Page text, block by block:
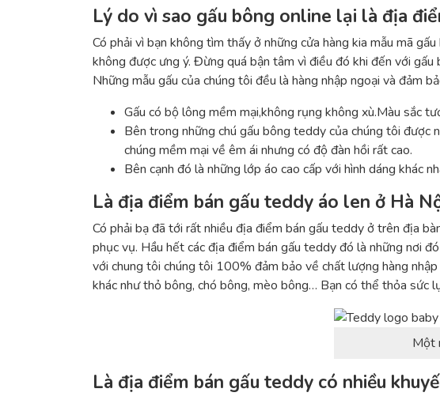
Lý do vì sao gấu bông online lại là địa
Có phải vì bạn không tìm thấy ở những cửa hàng kia mẫu mã
không được ưng ý. Đừng quá bận tâm vì điều đó khi đến với
Những mẫu gấu của chúng tôi đều là hàng nhập ngoại và đảm
Gấu có bộ lông mềm mại,không rụng không xù.Màu sắc
Bên trong những chú gấu bông teddy của chúng tôi
chúng mềm mại về êm ái nhưng có độ đàn hồi rất cao.
Bên cạnh đó là những lớp áo cao cấp với hình dáng khác
Là địa điểm bán gấu teddy áo len ở Hà
Có phải bạ đã tới rất nhiều địa điểm bán gấu teddy ở trên địa
phục vụ. Hầu hết các địa điểm bán gấu teddy đó là những nơi
với chung tôi chúng tôi 100% đảm bảo về chất lượng hàng
khác như thỏ bông, chó bông, mèo bông… Bạn có thể thỏa sức
Một
Là địa điểm bán gấu teddy có nhiều